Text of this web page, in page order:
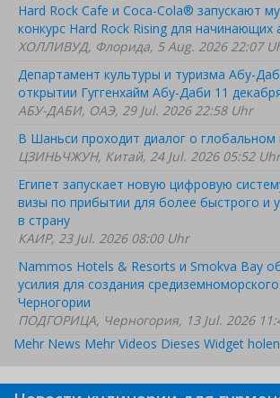
Hard Rock Cafe и Coca-Cola® запускают
конкурс Hard Rock Rising для начинающих
ХОЛЛИВУД, Флорида, 5 Aug. 2026 22:07
Департамент культуры и туризма Абу-
открытии Гуггенхайм Абу-Даби 11
АБУ-ДАБИ, ОАЭ, 29 Jul. 2026 22:58 Uhr
В Шаньси проходит диалог о глобальном
ЦЗИНЬЧЖУН, Китай, 24 Jul. 2026 05:52 Uhr
Египет запускает новую цифровую
визы по прибытии для более быстрого и
в страну
КАИР, 23 Jul. 2026 08:00 Uhr
Nammos Hotels & Resorts и Smokva Bay
усилия для создания
Черногории
ПОДГОРИЦА, Черногория, 13 Jul. 2026
Mehr News Mehr Videos Dieses Widget holen